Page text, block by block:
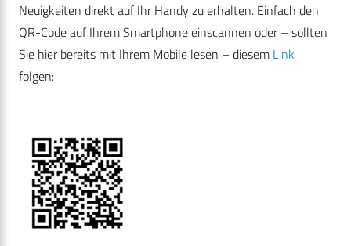
Neuigkeiten direkt auf Ihr Handy zu erhalten. Einfach den
QR-Code auf Ihrem Smartphone einscannen oder – sollten
Sie hier bereits mit Ihrem Mobile lesen – diesem Link
folgen: